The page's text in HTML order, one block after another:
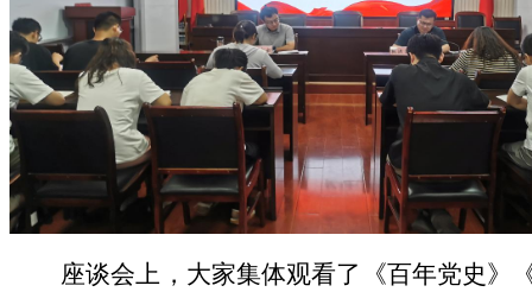
座谈会上，大家集体观看了《百年党史》